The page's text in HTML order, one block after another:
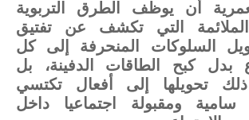
أن يوظف الطرق التربوية
الملائمة التي تكشف عن تفتيق
السلوكات المنحرفة إلى كل
بدل كبح الطاقات الدفينة، بل
تحويلها إلى أفعال تكتسي
سامية ومقبولة اجتماعيا داخل